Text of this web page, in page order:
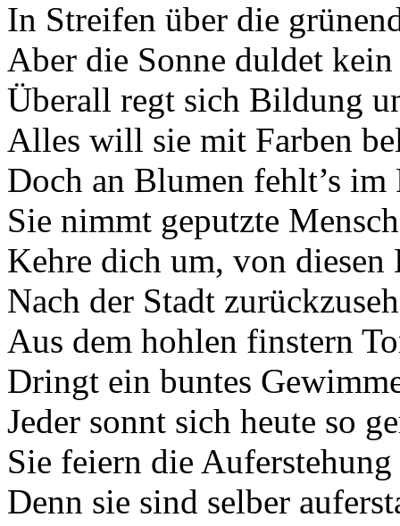
In Streifen über die
Aber die Sonne duldet kein
Überall regt sich Bildung
Alles will sie mit Farben
Doch an Blumen fehlt’s im
Sie nimmt geputzte
Kehre dich um, von diesen
Nach der Stadt
Aus dem hohlen finstern
Dringt ein buntes
Jeder sonnt sich heute so
Sie feiern die
Denn sie sind selber